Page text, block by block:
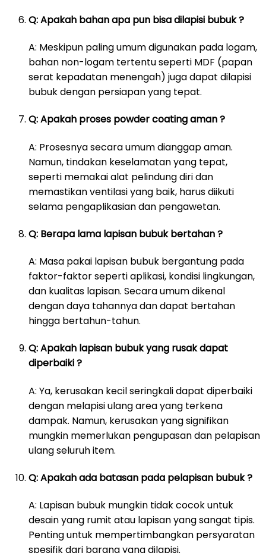
Q: Apakah bahan apa pun bisa dilapisi bubuk ?
A: Meskipun paling umum digunakan pada logam,
bahan non-logam tertentu seperti MDF (papan
serat kepadatan menengah) juga dapat dilapisi
bubuk dengan persiapan yang tepat.
Q: Apakah proses powder coating aman ?
A: Prosesnya secara umum dianggap aman.
Namun, tindakan keselamatan yang tepat,
seperti memakai alat pelindung diri dan
memastikan ventilasi yang baik, harus diikuti
selama pengaplikasian dan pengawetan.
Q: Berapa lama lapisan bubuk bertahan ?
A: Masa pakai lapisan bubuk bergantung pada
faktor-faktor seperti aplikasi, kondisi lingkungan,
dan kualitas lapisan. Secara umum dikenal
dengan daya tahannya dan dapat bertahan
hingga bertahun-tahun.
Q: Apakah lapisan bubuk yang rusak dapat
diperbaiki ?
A: Ya, kerusakan kecil seringkali dapat diperbaiki
dengan melapisi ulang area yang terkena
dampak. Namun, kerusakan yang signifikan
mungkin memerlukan pengupasan dan pelapisan
ulang seluruh item.
Q: Apakah ada batasan pada pelapisan bubuk ?
A: Lapisan bubuk mungkin tidak cocok untuk
desain yang rumit atau lapisan yang sangat tipis.
Penting untuk mempertimbangkan persyaratan
spesifik dari barang yang dilapisi.